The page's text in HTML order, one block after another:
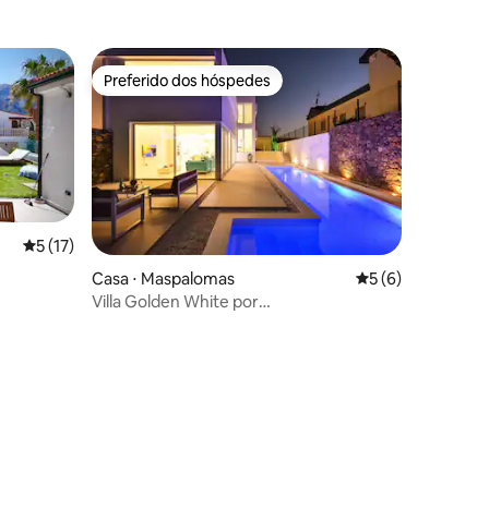
5 de uma avaliação média de 5, 17 avaliações
5 (17)
Preferido dos hóspedes
Preferido dos hóspedes
Casa ⋅ Maspalomas 5 de uma
5 (6)
Villa Golden White por